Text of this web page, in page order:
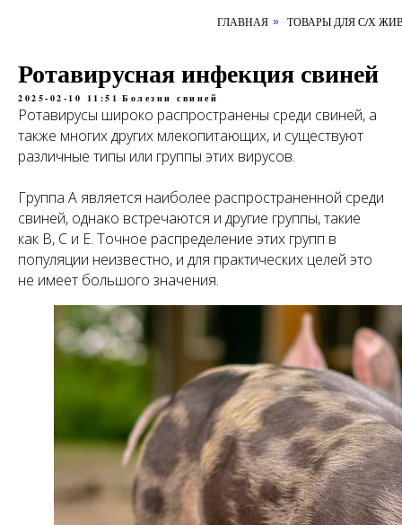
ГЛАВНАЯ » ТОВАРЫ ДЛЯ С/Х
Ротавирусная инфекция свиней
2025-02-10 11:51 Болезни свиней
Ротавирусы широко распространены среди свиней, а
также многих других млекопитающих, и существуют
различные типы или группы этих вирусов.
Группа A является наиболее распространенной среди
свиней, однако встречаются и другие группы, такие
как B, C и E. Точное распределение этих групп в
популяции неизвестно, и для практических целей это
не имеет большого значения.